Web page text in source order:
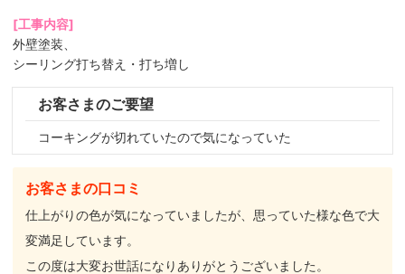
[工事内容]
外壁塗装、
シーリング打ち替え・打ち増し
お客さまのご要望
コーキングが切れていたので気になっていた
お客さまの口コミ
仕上がりの色が気になっていましたが、思っていた様な色で大
変満足しています。
この度は大変お世話になりありがとうございました。